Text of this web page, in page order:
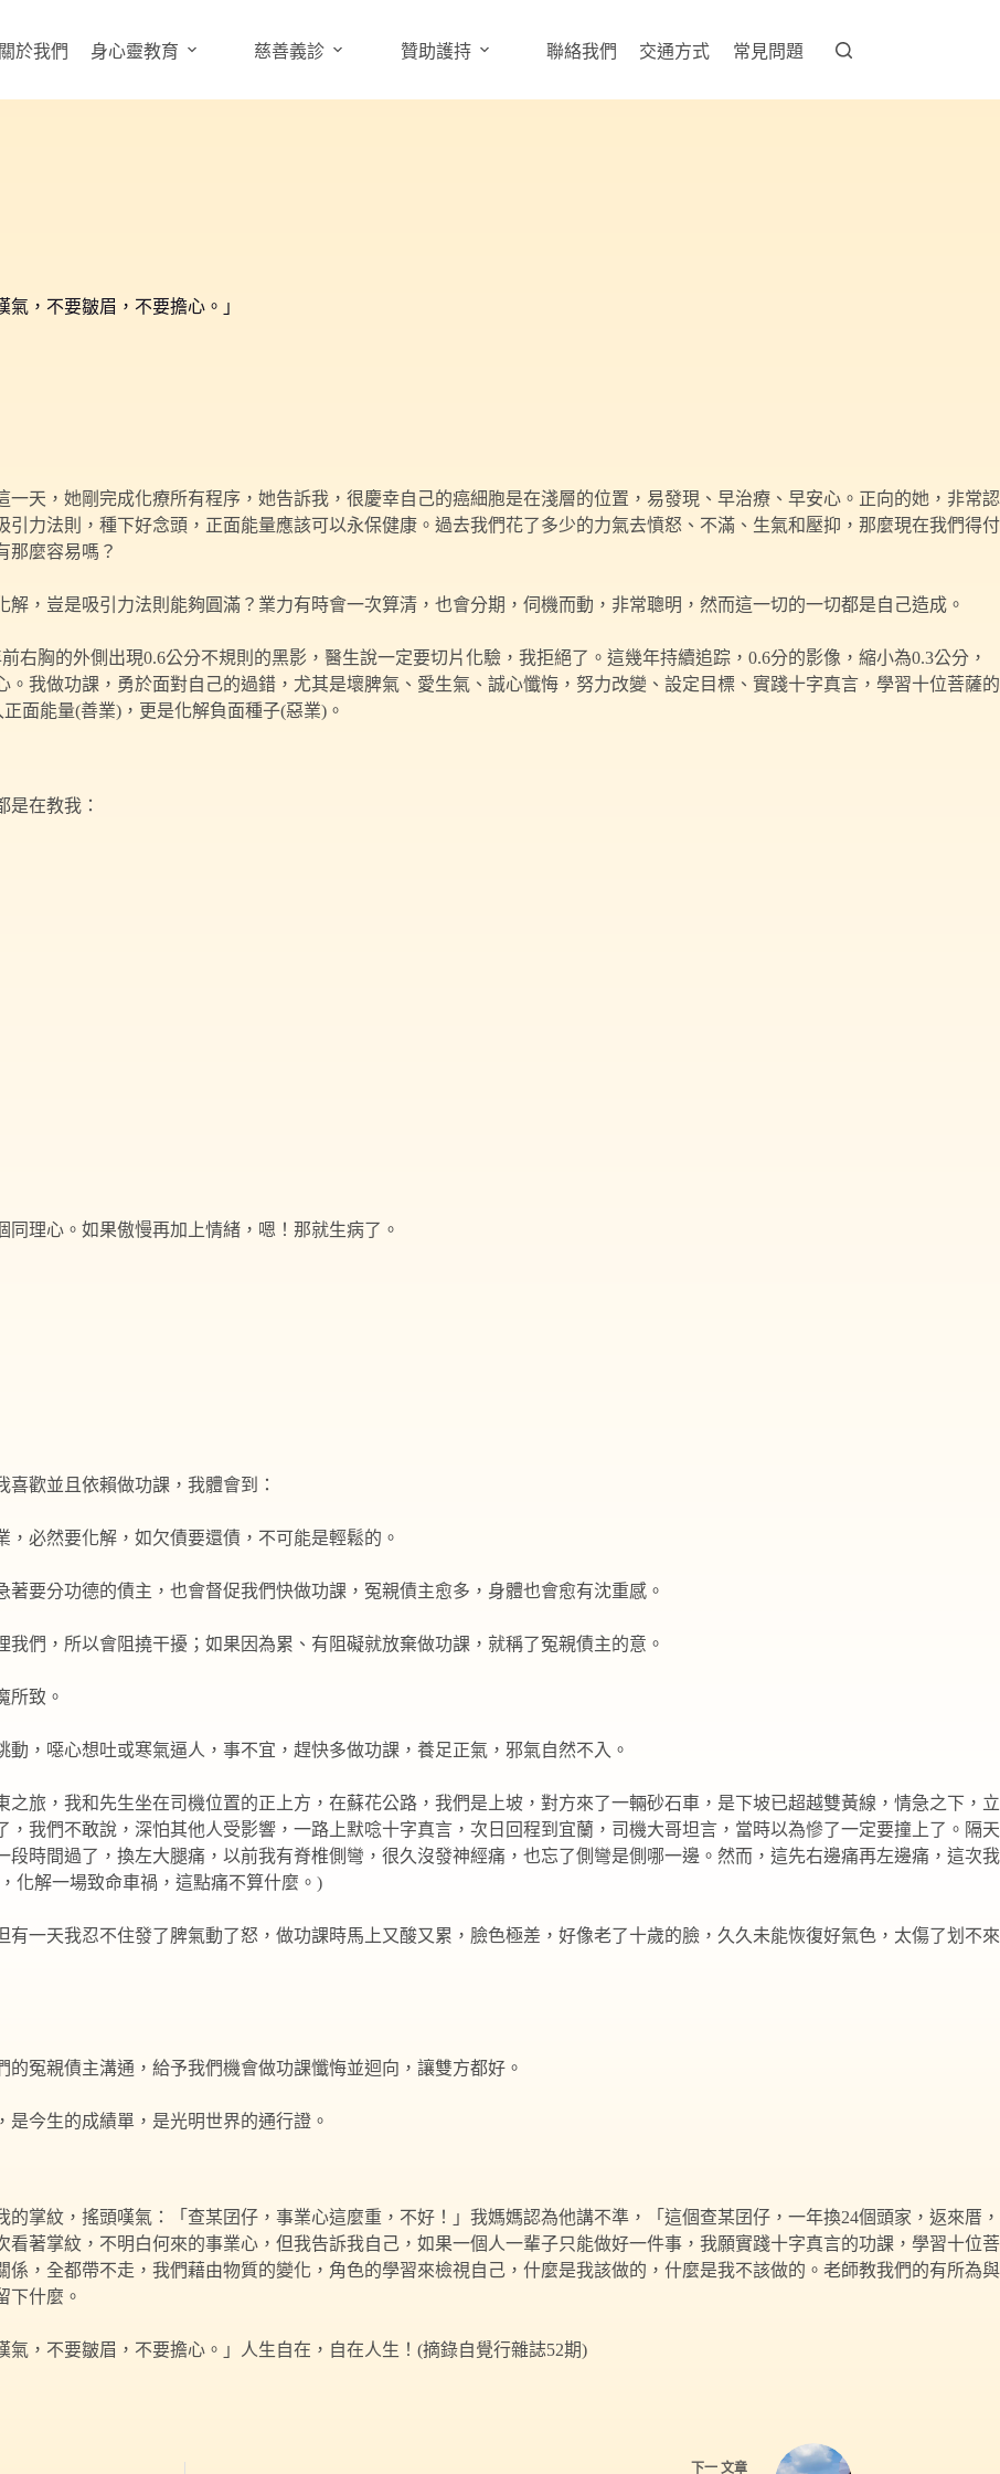
關於我們 身心靈教育 慈善義診 贊助護持 聯絡我們 交通方式 常見問題
，不要皺眉，不要擔心。」
天，她剛完成化療所有程序，她告訴我，很慶幸自己的癌細胞是在淺層的位置，易發現、早治療、早安心。正向的她，非常認
力法則，種下好念頭，正面能量應該可以永保健康。過去我們花了多少的力氣去憤怒、不滿、生氣和壓抑，那麼現在我們得付
那麼容易嗎？
，豈是吸引力法則能夠圓滿？業力有時會一次算清，也會分期，伺機而動，非常聰明，然而這一切的一切都是自己造成。
右胸的外側出現0.6公分不規則的黑影，醫生說一定要切片化驗，我拒絕了。這幾年持續追踪，0.6分的影像，縮小為0.3公分，
我做功課，勇於面對自己的過錯，尤其是壞脾氣、愛生氣、誠心懺悔，努力改變、設定目標、實踐十字真言，學習十位菩薩的
面能量(善業)，更是化解負面種子(惡業)。
在教我：
理心。如果傲慢再加上情緒，嗯！那就生病了。
歡並且依賴做功課，我體會到：
必然要化解，如欠債要還債，不可能是輕鬆的。
要分功德的債主，也會督促我們快做功課，冤親債主愈多，身體也會愈有沈重感。
們，所以會阻撓干擾；如果因為累、有阻礙就放棄做功課，就稱了冤親債主的意。
所致。
，噁心想吐或寒氣逼人，事不宜，趕快多做功課，養足正氣，邪氣自然不入。
旅，我和先生坐在司機位置的正上方，在蘇花公路，我們是上坡，對方來了一輛砂石車，是下坡已超越雙黃線，情急之下，立
我們不敢說，深怕其他人受影響，一路上默唸十字真言，次日回程到宜蘭，司機大哥坦言，當時以為慘了一定要撞上了。隔天
時間過了，換左大腿痛，以前我有脊椎側彎，很久沒發神經痛，也忘了側彎是側哪一邊。然而，這先右邊痛再左邊痛，這次我
化解一場致命車禍，這點痛不算什麼。)
一天我忍不住發了脾氣動了怒，做功課時馬上又酸又累，臉色極差，好像老了十歲的臉，久久未能恢復好氣色，太傷了划不來
冤親債主溝通，給予我們機會做功課懺悔並迴向，讓雙方都好。
今生的成績單，是光明世界的通行證。
掌紋，搖頭嘆氣：「查某囝仔，事業心這麼重，不好！」我媽媽認為他講不準，「這個查某囝仔，一年換24個頭家，返來厝，
著掌紋，不明白何來的事業心，但我告訴我自己，如果一個人一輩子只能做好一件事，我願實踐十字真言的功課，學習十位菩
，全都帶不走，我們藉由物質的變化，角色的學習來檢視自己，什麼是我該做的，什麼是我不該做的。老師教我們的有所為與
下什麼。
，不要皺眉，不要擔心。」人生自在，自在人生！(摘錄自覺行雜誌52期)
下一 文章